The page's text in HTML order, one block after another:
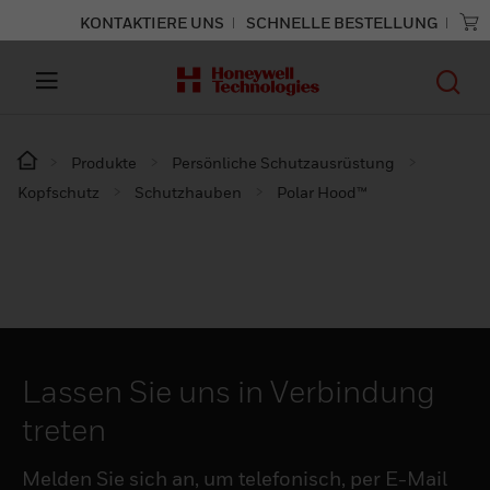
KONTAKTIERE UNS SCHNELLE BESTELLUNG
Produkte
Persönliche Schutzausrüstung
Kopfschutz
Schutzhauben Polar Hood™
Lassen Sie uns in Verbindung
treten
Melden Sie sich an, um telefonisch, per E-Mail